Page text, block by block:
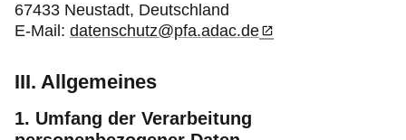
67433 Neustadt, Deutschland
E-Mail: datenschutz@pfa.adac.de
III. Allgemeines
1. Umfang der Verarbeitung